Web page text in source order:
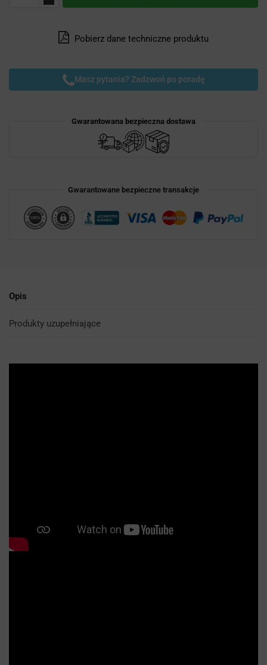
Pobierz dane techniczne produktu
Masz pytania? Zadzwoń po poradę
Gwarantowana bezpieczna dostawa
Gwarantowane bezpieczne transakcje
Opis
Produkty uzupełniające